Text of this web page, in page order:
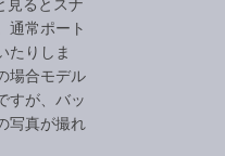
通常ポート
たりしま
場合モデル
すが、バッ
写真が撮れ